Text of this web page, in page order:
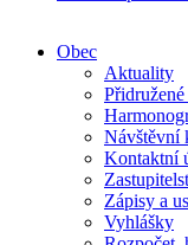
Obec
Aktuality
Přidružené
Návštěvní
Kontaktní
Zápisy a
Vyhlášky